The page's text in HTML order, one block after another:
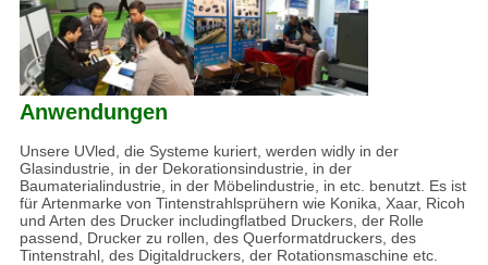
Anwendungen
Unsere UVled, die Systeme kuriert, werden widly in der
Glasindustrie, in der Dekorationsindustrie, in der
Baumaterialindustrie, in der Möbelindustrie, in etc. benutzt. Es ist
für Artenmarke von Tintenstrahlsprühern wie Konika, Xaar, Ricoh
und Arten des Drucker includingflatbed Druckers, der Rolle
passend, Drucker zu rollen, des Querformatdruckers, des
Tintenstrahl, des Digitaldruckers, der Rotationsmaschine etc.